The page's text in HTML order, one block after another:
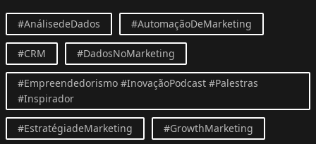
#AnálisedeDados #AutomaçãoDeMarketing
#CRM #DadosNoMarketing
#Empreendedorismo #InovaçãoPodcast #Palestras
#Inspirador
#EstratégiadeMarketing #GrowthMarketing